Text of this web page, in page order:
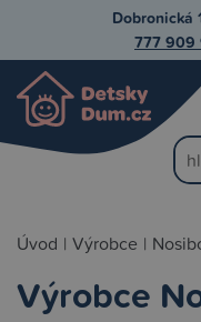
Dobronická
777 909
Úvod | Výrobce |
Výrobce